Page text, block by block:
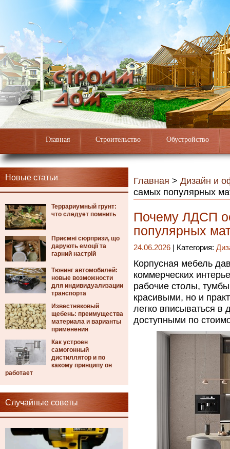
Главная Строительство Обустройство
Новые статьи
Террариумный грунт:
что следует помнить
Приємні сюрпризи, що
дарують емоції та
гарний настрій
Тюнинг автомобилей:
новые возможности
для индивидуализации
транспорта
Известняковый
щебень: преимущества
материала и варианты
применения
Как устроен
самогонный
дистиллятор и по
какому принципу он
работает
Случайные советы
Главная > Дизайн и
самых популярных
Почему ЛДСП
популярных
24.06.2026 | Категория:
Корпусная мебель
коммерческих
рабочие столы,
красивыми, но и
легко вписываться в
доступными по